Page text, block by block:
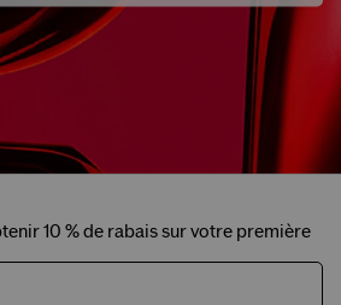
10 % de rabais sur votre première